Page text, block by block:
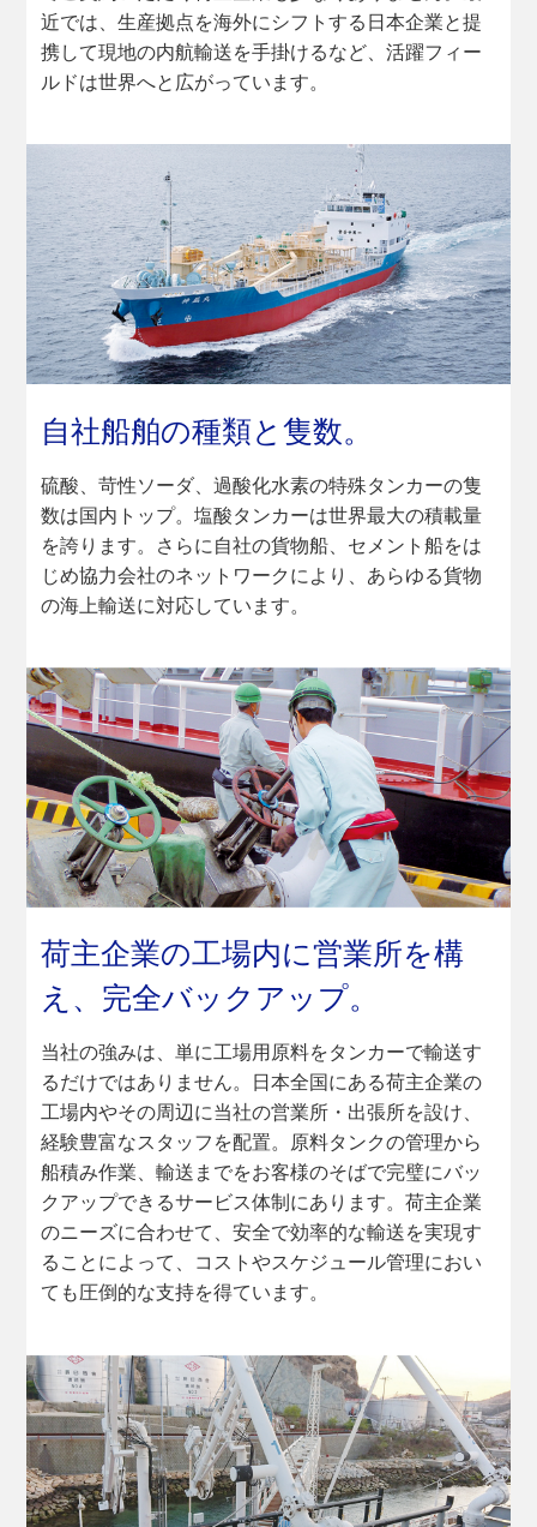
近では、生産拠点を海外にシフトする日本企業と提
携して現地の内航輸送を手掛けるなど、活躍フィー
ルドは世界へと広がっています。
自社船舶の種類と隻数。
硫酸、苛性ソーダ、過酸化水素の特殊タンカーの隻
数は国内トップ。塩酸タンカーは世界最大の積載量
を誇ります。さらに自社の貨物船、セメント船をは
じめ協力会社のネットワークにより、あらゆる貨物
の海上輸送に対応しています。
荷主企業の工場内に営業所を構
え、 完全バックアップ。
当社の強みは、単に工場用原料をタンカーで輸送す
るだけではありません。日本全国にある荷主企業の
工場内やその周辺に当社の営業所・出張所を設け、
経験豊富なスタッフを配置。原料タンクの管理から
船積み作業、輸送までをお客様のそばで完璧にバッ
クアップできるサービス体制にあります。荷主企業
のニーズに合わせて、安全で効率的な輸送を実現す
ることによって、コストやスケジュール管理におい
ても圧倒的な支持を得ています。